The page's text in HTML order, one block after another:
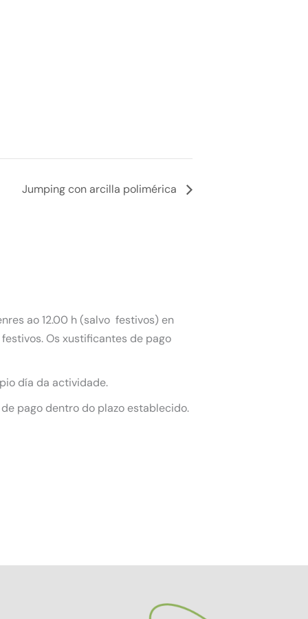
Jumping con arcilla polimérica
ao 12.00 h (salvo festivos) en
Os xustificantes de pago
día da actividade.
pago dentro do plazo establecido.